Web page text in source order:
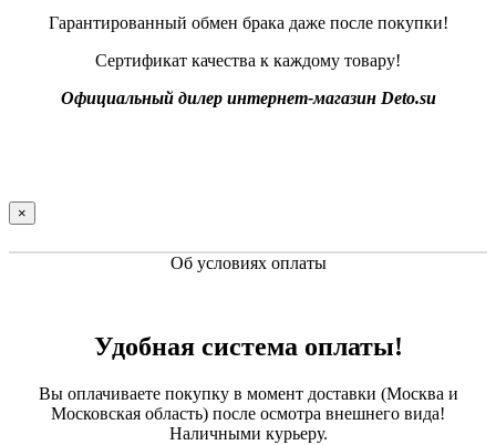
Гарантированный обмен брака даже после покупки!
Сертификат качества к каждому товару!
Официальный дилер интернет-магазин Deto.su
×
Об условиях оплаты
Удобная система оплаты!
Вы оплачиваете покупку в момент доставки (Москва и
Московская область) после осмотра внешнего вида!
Наличными курьеру.